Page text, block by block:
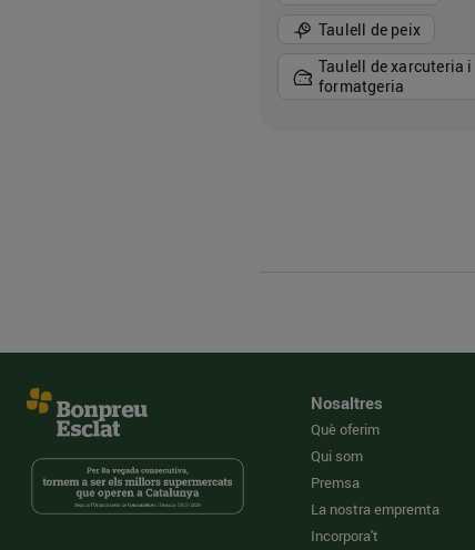
Taulell de peix
Taulell de xarcuteria i
formatgeria
Nosaltres
Què oferim
Qui som
Premsa
La nostra empremta
Incorpora't